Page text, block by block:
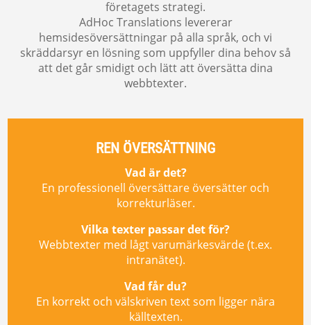
företagets strategi.
AdHoc Translations levererar
hemsidesöversättningar på alla språk, och vi
skräddarsyr en lösning som uppfyller dina behov så
att det går smidigt och lätt att översätta dina
webbtexter.
REN ÖVERSÄTTNING
Vad är det?
En professionell översättare översätter och
korrekturläser.
Vilka texter passar det för?
Webbtexter med lågt varumärkesvärde (t.ex.
intranätet).
Vad får du?
En korrekt och välskriven text som ligger nära
källtexten.